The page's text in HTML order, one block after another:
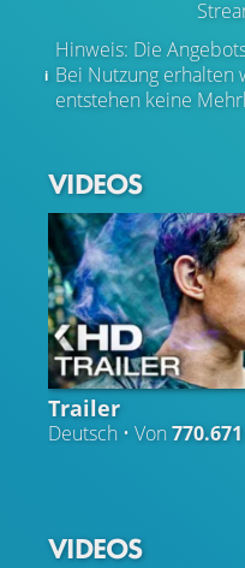
Hinweis: Die
Bei Nutzung erhalten
entstehen keine
VIDEOS
Trailer
Deutsch • Von770.671
VIDEOS